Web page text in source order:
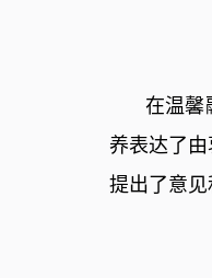
在温馨
养表达了
提出了意见